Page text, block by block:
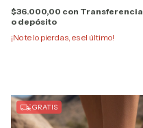
$36.000,00 con Transferencia
o depósito
¡No te lo pierdas, es el último!
GRATIS